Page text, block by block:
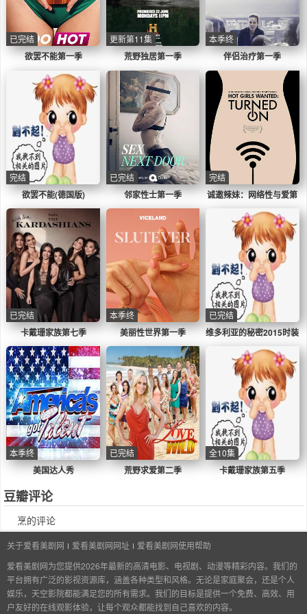
欲罢不能第一季
已完结
荒野独居第一季
更新第11集
伴侣治疗第一季
本季终
欲罢不能(德国版)
完结
邻家性士第一季
已完结
诚邀辣妹：网络性与爱第
一季
完结
卡戴珊家族第七季
已完结
美丽性世界第一季
本季终
维多利亚的秘密2015时装
已完结
美国达人秀
本季终
荒野求爱第二季
已完结
卡戴珊家族第五季
全10集
豆瓣评论
烹的评论
关于爱看美剧网 爱看美剧网网址
爱看美剧网使用帮助
爱看美剧网为您提供2026年最新的高清电影、电视剧、动漫等精彩内容。我们的
平台拥有广泛的影视资源库，涵盖各种类型和风格。无论是家庭聚会，还是个人
娱乐，天空影院都能满足您的所有需求。我们的目标是提供一个免费、高效、用
户友好的在线观影体验，让每个观众都能找到自己喜欢的内容。